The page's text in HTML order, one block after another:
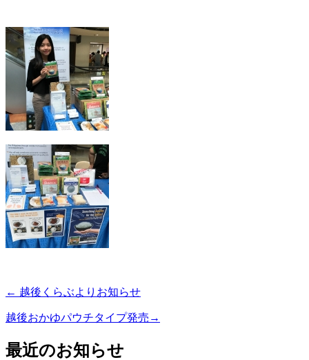
← 越後くらぶよりお知らせ
越後おかゆパウチタイプ発売 →
最近のお知らせ